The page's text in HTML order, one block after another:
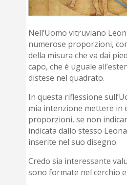
Nell’Uomo vitruviano
numerose proporzioni,
della misura che va dai
capo, che è uguale
distese nel quadrato.
In questa riflessione
mia intenzione mettere in
proporzioni, se non
indicata dallo stesso
inserite nel suo disegno.
Credo sia interessante
sono formate nel cerchio